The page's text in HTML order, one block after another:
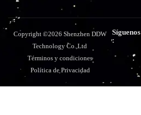
Copyright ©2026 Shenzhen DDW
Technology Co.,Ltd
Términos y condiciones
Política de Privacidad
Síguenos
: